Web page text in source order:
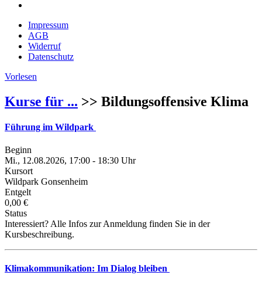
Impressum
AGB
Widerruf
Datenschutz
Vorlesen
Kurse für ... >> Bildungsoffensive Klima
Führung im Wildpark
Beginn
Mi., 12.08.2026, 17:00 - 18:30 Uhr
Kursort
Wildpark Gonsenheim
Entgelt
0,00 €
Status
Interessiert? Alle Infos zur Anmeldung finden Sie in der
Kursbeschreibung.
Klimakommunikation: Im Dialog bleiben